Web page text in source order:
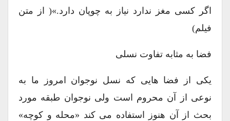
اگر کسی مغز ندارد نیاز به چوپان دارد.»( از متن
فیلم)
فضا به مثابه تفاوت نسلی
یکی از فضا هایی که نسل نوجوان امروز ما به
نوعی از آن محروم است ولی نوجوان طبقه مورد
بحث از آن هنوز استفاده می کند «محله و کوچه»